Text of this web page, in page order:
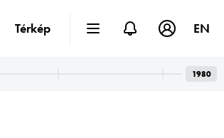
Térkép EN
1980